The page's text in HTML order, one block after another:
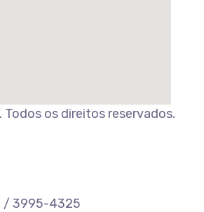
os direitos reservados.
/ 3995-4325